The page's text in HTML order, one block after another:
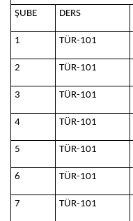
ŞUBE DERS
1 TÜR-101
2 TÜR-101
3 TÜR-101
4 TÜR-101
5 TÜR-101
6 TÜR-101
7 TÜR-101